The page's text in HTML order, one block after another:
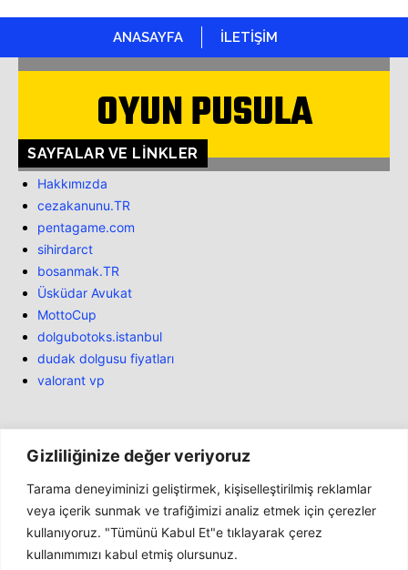
Gizliliğinize değer veriyoruz
Tarama deneyiminizi geliştirmek, kişiselleştirilmiş reklamlar
veya içerik sunmak ve trafiğimizi analiz etmek için çerezler
kullanıyoruz. "Tümünü Kabul Et"e tıklayarak çerez
kullanımımızı kabul etmiş olursunuz.
ANASAYFA İLETİŞİM
OYUN PUSULA
SAYFALAR VE LINKLER
Hakkımızda
cezakanunu.TR
pentagame.com
sihirdarct
bosanmak.TR
Üsküdar Avukat
MottoCup
dolgubotoks.istanbul
dudak dolgusu fiyatları
valorant vp
Bülten
Haber
İnceleme